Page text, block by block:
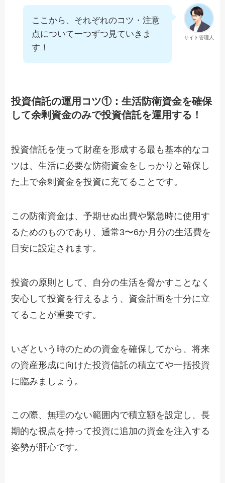
サイト管理人
ここから、それぞれのコツ・注意
点について一つずつ見ていきま
す！
投資信託の運用コツ①：生活防衛資金を確保
して余剰資金のみで投資信託を運用する！
投資信託を使って財産を形成する最も基本的なコ
ツは、生活に必要な防衛資金をしっかりと確保し
た上で余剰資金を投資に充てることです。
この防衛資金は、予期せぬ出費や緊急時に使用す
るためのものであり、通常3〜6か月分の生活費を
目安に設定されます。
投資の原則として、自分の生活を脅かすことなく
安心して投資を行えるよう、資金計画を十分に立
てることが重要です。
いざという時のための資金を確保してから、将来
の資産形成に向けた投資信託の積立てや一括投資
に臨みましょう。
この際、無理のない範囲内で積立額を設定し、長
期的な視点を持って投資に追加の資金を注入する
姿勢が肝心です。